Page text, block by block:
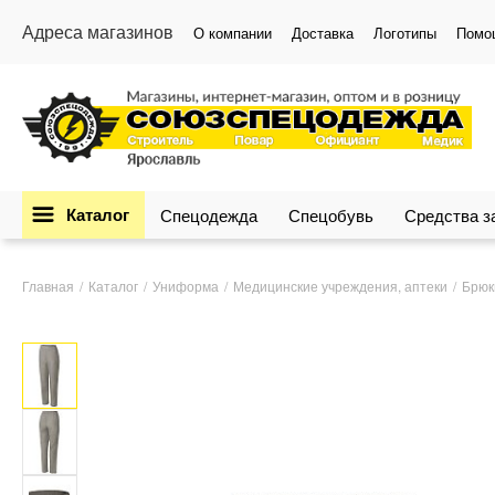
Адреса магазинов О компании Доставка Логотипы
Каталог Спецодежда Спецобувь Средства
Главная Каталог Униформа Медицинские учреждения, аптеки